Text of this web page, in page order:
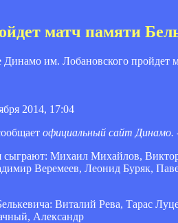
матч памяти
Динамо им. Лобановского
2014, 17:04
официальный сайт Динамо.
сыграют: Михаил Михайлов,
Веремеев, Леонид Буряк,
Виталий Рева, Тарас
Александр